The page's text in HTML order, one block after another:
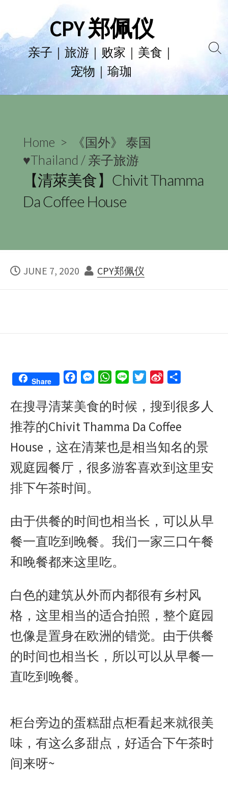
to
content
CPY 郑佩仪
亲子｜旅游｜败家｜美食｜
宠物｜瑜珈
Home >
《国外》 泰国
♥Thailand / 亲子旅游
【清萊美食】Chivit Thamma
Da Coffee House
PUBLISHED
JUNE 7, 2020 AUTHOR
CPY郑佩仪
Share
c
b
o
k
s
e
n
e
W
a
s
A
p
n
t
e
n
W
e
b
a
e
在搜寻清莱美食的时候，搜到很多人
推荐的Chivit Thamma Da Coffee
House，这在清莱也是相当知名的景
观庭园餐厅，很多游客喜欢到这里安
排下午茶时间。
由于供餐的时间也相当长，可以从早
餐一直吃到晚餐。我们一家三口午餐
和晚餐都来这里吃。
白色的建筑从外而内都很有乡村风
格，这里相当的适合拍照，整个庭园
也像是置身在欧洲的错觉。由于供餐
的时间也相当长，所以可以从早餐一
直吃到晚餐。
柜台旁边的蛋糕甜点柜看起来就很美
味，有这么多甜点，好适合下午茶时
间来呀~